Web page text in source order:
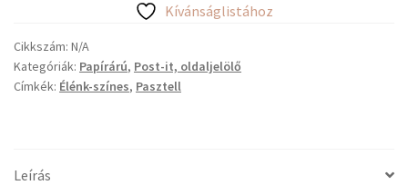
nyíl,
7
db
Kívánságlistához
Cikkszám: N/A
Kategóriák: Papírárú, Post-it, oldaljelölő
Címkék: Élénk-színes, Pasztell
Leírás